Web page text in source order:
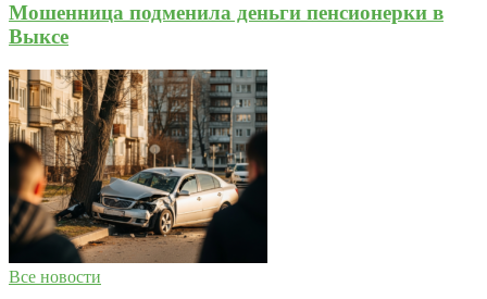
Мошенница подменила деньги пенсионерки в
Выксе
Все новости